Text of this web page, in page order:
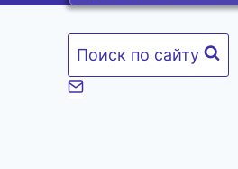
Поиск по сайту